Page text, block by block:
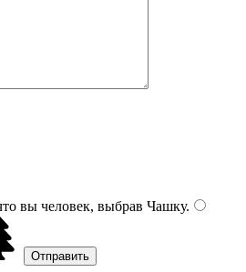
вы человек, выбрав Чашку.